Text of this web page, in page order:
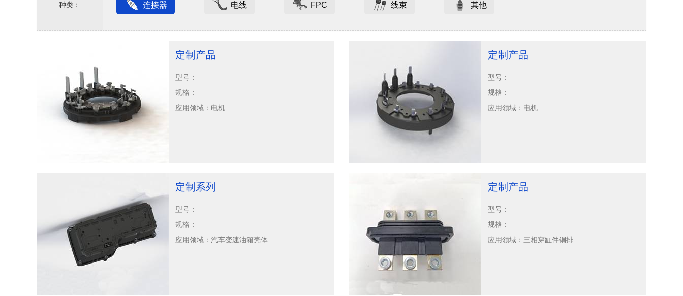
种类： 连接器 电线 FPC 线束 其他
定制产品
型号：
规格：
应用领域： 电机
定制产品
型号：
规格：
应用领域： 电机
定制系列
型号：
规格：
应用领域： 汽车变速油箱壳体
定制产品
型号：
规格：
应用领域： 三相穿缸件铜排